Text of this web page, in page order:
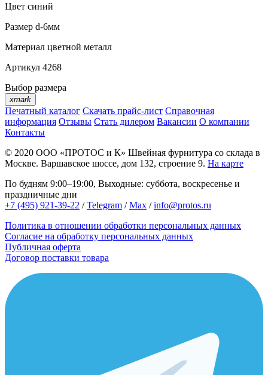
Цвет синий
Размер d-6мм
Материал цветной металл
Артикул 4268
Выбор размера
xmark
Печатный каталог Скачать прайс-лист Справочная
информация Отзывы Стать дилером Вакансии О компании
Контакты
© 2020 ООО «ПРОТОС и К» Швейная фурнитура со склада в
Москве. Варшавское шоссе, дом 132, строение 9. На карте
По будням 9:00–19:00, Выходные: суббота, воскресенье и
праздничные дни
+7 (495) 921-39-22 /Telegram /Max /info@protos.ru
Политика в отношении обработки персональных данных
Согласие на обработку персональных данных
Публичная оферта
Договор поставки товара